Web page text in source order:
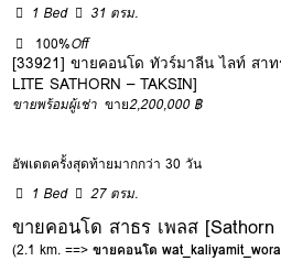
1 Bed
31 ตรม.
100%Off
[33921] ขายคอนโด ทัวร์มาลีน ไลท์ สาท
LITE SATHORN – TAKSIN]
ขายพร้อมผู้เช่า ขาย2,200,000 ฿
อัพเดตครั้งสุดท้ายมากกว่า 30 วัน
1 Bed
27 ตรม.
ขายคอนโด สาธร เพลส [Sathorn
(2.1 km. ==>ขายคอนโด